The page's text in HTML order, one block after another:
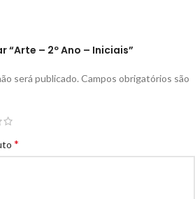
“Arte – 2º Ano – Iniciais”
será publicado. Campos obrigatórios são
*